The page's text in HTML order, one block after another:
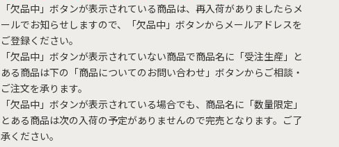
「欠品中」ボタンが表示されている商品は、再入荷がありましたらメ
ールでお知らせしますので、「欠品中」ボタンからメールアドレスを
ご登録ください。
「欠品中」ボタンが表示されていない商品で商品名に「受注生産」と
ある商品は下の「商品についてのお問い合わせ」ボタンからご相談・
ご注文を承ります。
「欠品中」ボタンが表示されている場合でも、商品名に「数量限定」
とある商品は次の入荷の予定がありませんので完売となります。ご了
承ください。